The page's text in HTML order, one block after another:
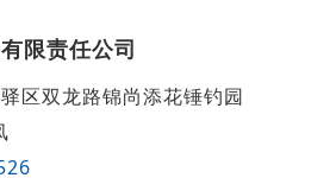
限责任公司
区双龙路锦尚添花锤钓园